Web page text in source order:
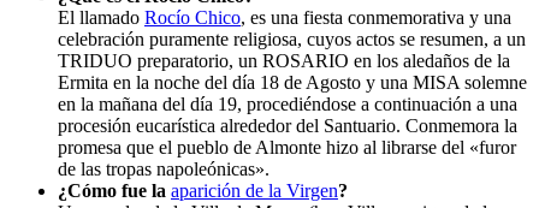
El llamado Rocío Chico, es una fiesta conmemorativa y una
celebración puramente religiosa, cuyos actos se resumen, a un
TRIDUO preparatorio, un ROSARIO en los aledaños de la
Ermita en la noche del día 18 de Agosto y una MISA solemne
en la mañana del día 19, procediéndose a continuación a una
procesión eucarística alrededor del Santuario. Conmemora la
promesa que el pueblo de Almonte hizo al librarse del «furor
de las tropas napoleónicas».
¿Cómo fue la aparición de la Virgen?